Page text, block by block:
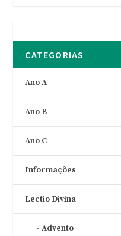
CATEGORIAS
Ano A
Ano B
Ano C
Informações
Lectio Divina
Advento